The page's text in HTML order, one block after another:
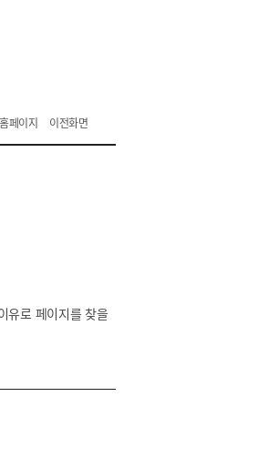
유로 페이지를 찾을
페이지 이전화면